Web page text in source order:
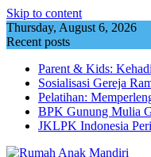
Skip to content
Thursday, August 6, 2026
Recent posts
Parent & Kids:
Sosialisasi Gereja
Pelatihan:
BPK Gunung Mulia
JKLPK Indonesia